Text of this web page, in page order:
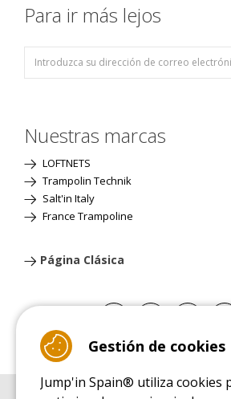
Para ir más lejos
Nuestras marcas
LOFTNETS
Trampolin Technik
Salt'in Italy
France Trampoline
Página Clásica
Gestión de cookies
Jump'in Spain® utiliza cookies